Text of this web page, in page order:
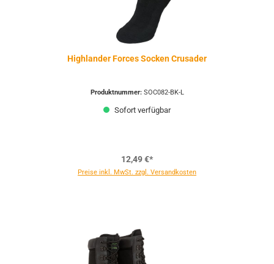
Highlander Forces Socken Crusader
Produktnummer: SOC082-BK-L
Sofort verfügbar
12,49 €*
Preise inkl. MwSt. zzgl. Versandkosten